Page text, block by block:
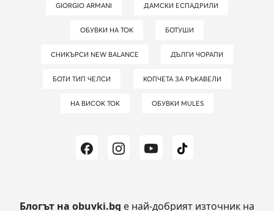
GIORGIO ARMANI ДАМСКИ ЕСПАДРИЛИ
ОБУВКИ НА ТОК БОТУШИ
СНИКЪРСИ NEW BALANCE ДЪЛГИ ЧОРАПИ
БОТИ ТИП ЧЕЛСИ КОПЧЕТА ЗА РЪКАВЕЛИ
НА ВИСОК ТОК ОБУВКИ MULES
Блогът на obuvki.bg е най-добрият източник на